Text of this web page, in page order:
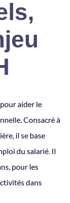
aider le
Consacré à
il se base
du salarié. Il
pour les
dans